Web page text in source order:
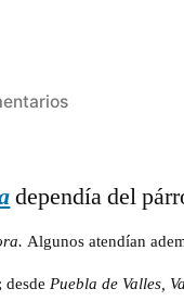
en
y
en
siglo
dependía del
Algunos atendían
; desdePuebla de Valles,